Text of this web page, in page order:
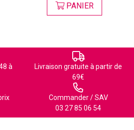
PANIER
à
Livraison gratuite à partir de
69€
Commander / SAV
03 27 85 06 54